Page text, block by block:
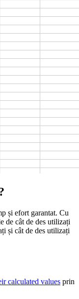
și efort garantat. Cu
de cât de des utilizați
și cât de des utilizați
calculated values prin